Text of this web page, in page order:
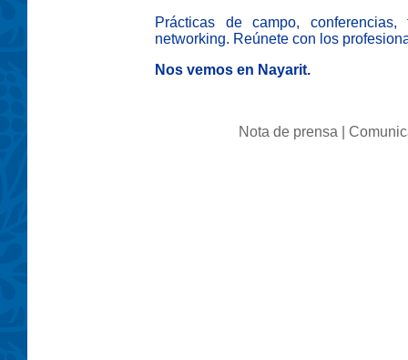
Prácticas de campo,
networking. Reúnete con los
Nos vemos en Nayarit.
Nota de prensa